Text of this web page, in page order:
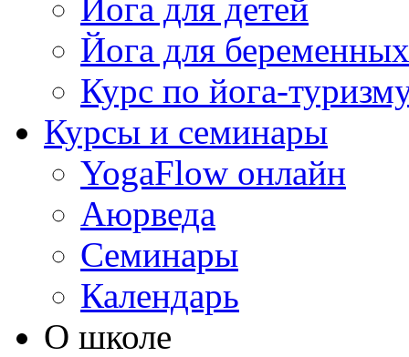
Йога для детей
Йога для беременных
Курс по йога-
Курсы и семинары
YogaFlow онлайн
Аюрведа
Семинары
Календарь
О школе